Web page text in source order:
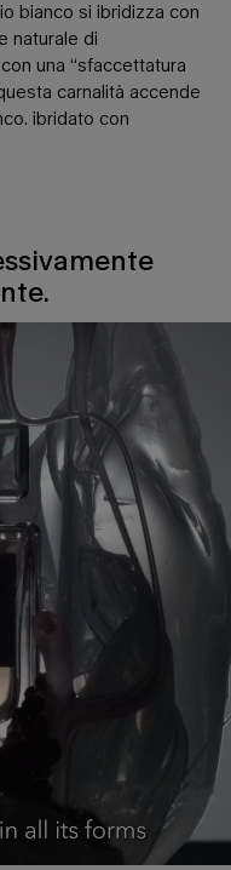
bianco si ibridizza con
naturale di
una “sfaccettatura
carnalità accende
ibridato con